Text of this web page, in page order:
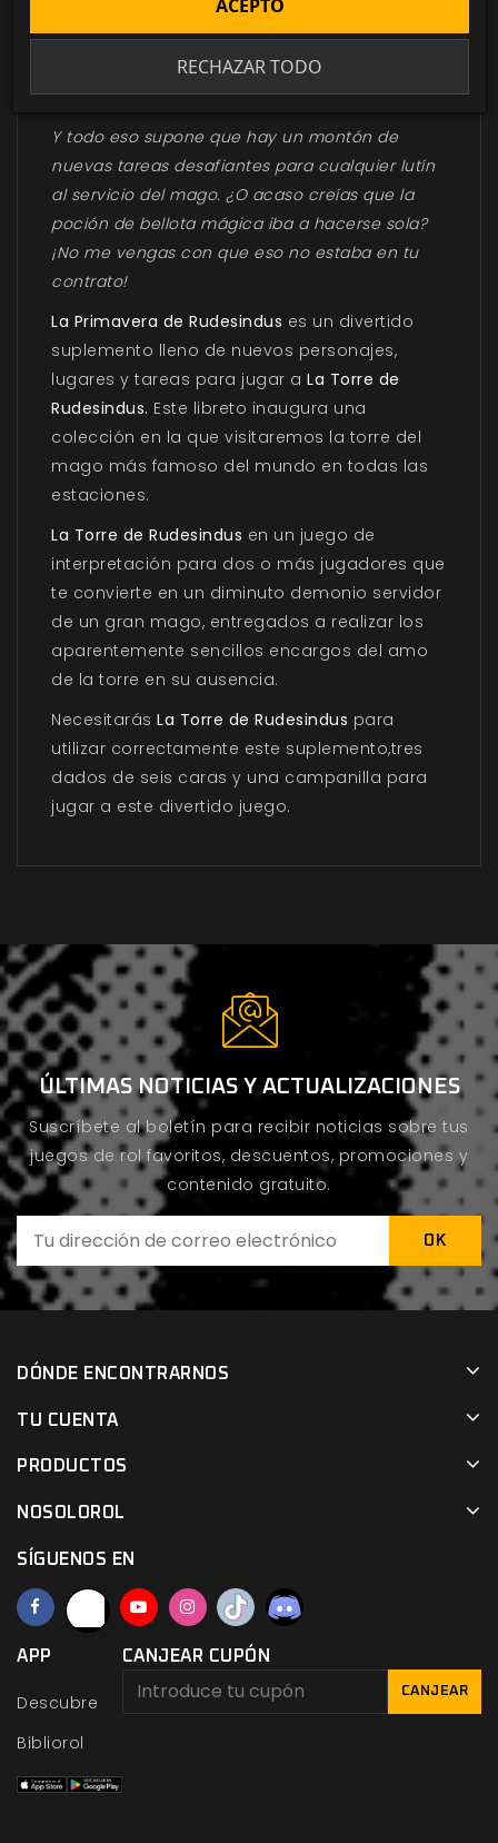
uno nunca para en este sitio! Además, nuevos
lugares mágicos están accesibles solo en esta
época del año, como el claro de las hadas o la
aldea de los gnomos.
Y todo eso supone que hay un montón de
nuevas tareas desafiantes para cualquier lutín
al servicio del mago. ¿O acaso creías que la
poción de bellota mágica iba a hacerse sola?
¡No me vengas con que eso no estaba en tu
contrato!
La Primavera de Rudesindus es un divertido
suplemento lleno de nuevos personajes,
lugares y tareas para jugar a La Torre de
Rudesindus. Este libreto inaugura una
colección en la que visitaremos la torre del
mago más famoso del mundo en todas las
estaciones.
La Torre de Rudesindus en un juego de
interpretación para dos o más jugadores que
te convierte en un diminuto demonio servidor
de un gran mago, entregados a realizar los
aparentemente sencillos encargos del amo
de la torre en su ausencia.
Necesitarás La Torre de Rudesindus para
utilizar correctamente este suplemento,tres
dados de seis caras y una campanilla para
jugar a este divertido juego.
ÚLTIMAS NOTICIAS Y ACTUALIZACIONES
Suscríbete al boletín para recibir noticias sobre tus
juegos de rol favoritos, descuentos, promociones y
contenido gratuito.
DÓNDE ENCONTRARNOS
TU CUENTA
PRODUCTOS
NOSOLOROL
SÍGUENOS EN
RECHAZAR TODO
ACEPTO
APP
Descubre
Bibliorol
CANJEAR CUPÓN
CANJEAR